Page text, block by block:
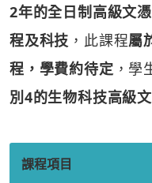
2年的全日制高級文
程及科技 ，此課程屬
程，學費約待定 ，學
別4的生物科技高級
課程項目